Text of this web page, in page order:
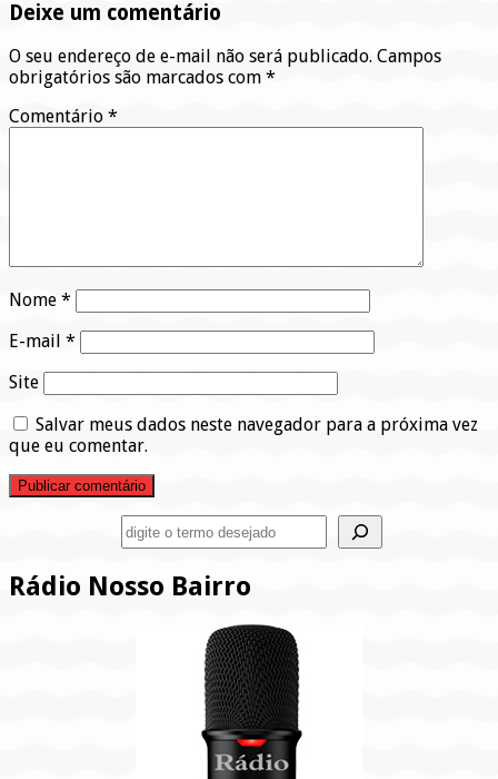
Deixe um comentário
O seu endereço de e-mail não será publicado. Campos
obrigatórios são marcados com *
Comentário *
Nome *
E-mail *
Site
Salvar meus dados neste navegador para a próxima vez
que eu comentar.
Rádio Nosso Bairro